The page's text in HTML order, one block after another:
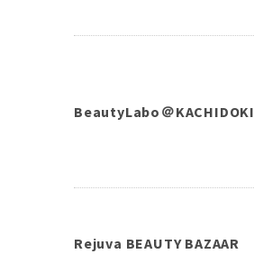
BeautyLabo＠KACHIDOKI
Rejuva BEAUTY BAZAAR